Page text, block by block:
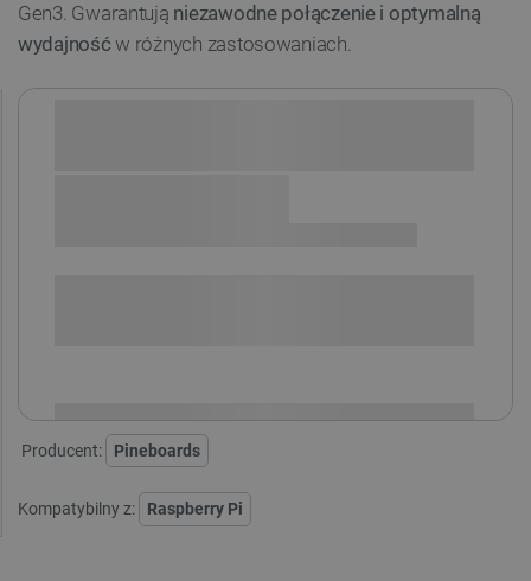
Gen3. Gwarantują niezawodne połączenie i optymalną
wydajność w różnych zastosowaniach.
Producent: Pineboards
Kompatybilny z: Raspberry Pi